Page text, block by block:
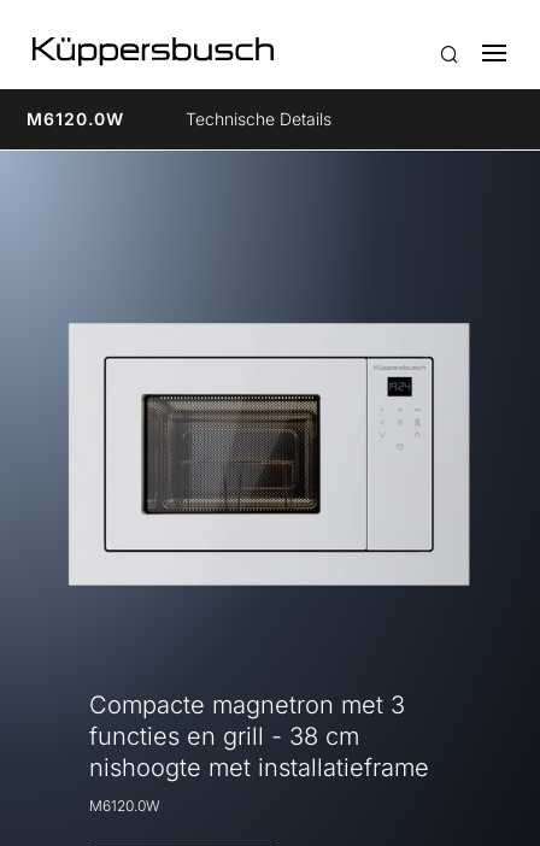
M6120.0W Technische Details
Compacte magnetron met 3
functies en grill - 38 cm
nishoogte met installatieframe
M6120.0W